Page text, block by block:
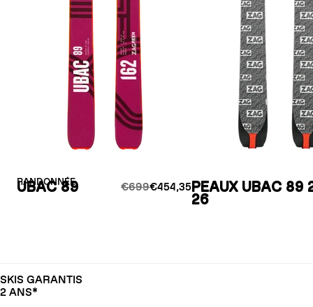
RANDONNÉE
UBAC 89 €699€454,35PEAUX UBAC 89
26
SKIS GARANTIS
2 ANS*